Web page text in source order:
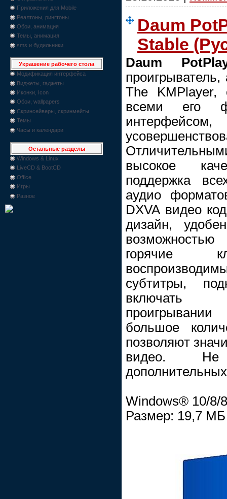
Приложения для Mobile
Реалтоны, рингтоны
Обои, анимация
Темы, анимация
sms и будильники
Украшение рабочего стола
Модификация интерфейса
Виджеты, гаджеты
Иконки, Icon
Обои, wallpapers
Скринсейверы, скринмейты
Темы
Часы и календари
Остальные разделы
Windows & Linux
LiveCD & BootCD
Office
Игры
Разное
Daum
Stable
Daum
The KMPlayer,
всеми его
высокое
поддержка
аудио
DXVA видео
дизайн,
горячие
субтитры,
включать
большое
позволяют
видео. Не
Windows® 10/8/
Размер: 19,7